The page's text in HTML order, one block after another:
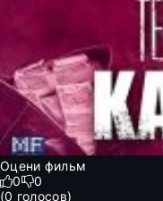
Оцени фильм
0
0
(0 голосов)